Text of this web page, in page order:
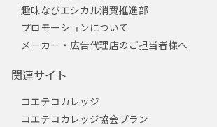
趣味なびエシカル消費推進部
プロモーションについて
メーカー・広告代理店のご担当者様へ
関連サイト
コエテコカレッジ
コエテコカレッジ協会プラン